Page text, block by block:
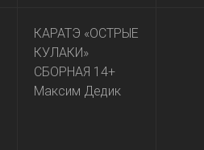
КАРАТЭ «ОСТРЫЕ
КУЛАКИ»
СБОРНАЯ 14+
Максим Дедик